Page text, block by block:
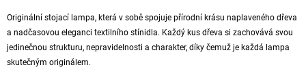
Originální stojací lampa, která v sobě spojuje přírodní krásu naplaveného dřeva
a nadčasovou eleganci textilního stínidla. Každý kus dřeva si zachovává svou
jedinečnou strukturu, nepravidelnosti a charakter, díky čemuž je každá lampa
skutečným originálem.